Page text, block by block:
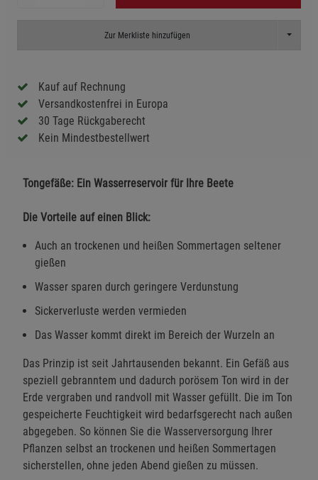
Zur Merkliste hinzufügen Toggle
Kauf auf Rechnung
Versandkostenfrei in Europa
30 Tage Rückgaberecht
Kein Mindestbestellwert
Tongefäße: Ein Wasserreservoir für Ihre Beete
Die Vorteile auf einen Blick:
Auch an trockenen und heißen Sommertagen seltener
gießen
Wasser sparen durch geringere Verdunstung
Sickerverluste werden vermieden
Das Wasser kommt direkt im Bereich der Wurzeln an
Das Prinzip ist seit Jahrtausenden bekannt. Ein Gefäß aus
speziell gebranntem und dadurch porösem Ton wird in der
Erde vergraben und randvoll mit Wasser gefüllt. Die im Ton
gespeicherte Feuchtigkeit wird bedarfsgerecht nach außen
abgegeben. So können Sie die Wasserversorgung Ihrer
Pflanzen selbst an trockenen und heißen Sommertagen
sicherstellen, ohne jeden Abend gießen zu müssen.